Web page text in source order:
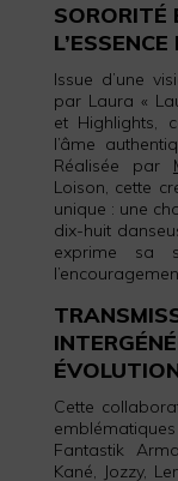
SORORITÉ
Issue d’une
par Laura «
et Highlights,
l’âme
Réalisée par
Loison, cette
unique : une
dix-huit
exprime sa
Cette
Fantastik
Kané, Jozzy,